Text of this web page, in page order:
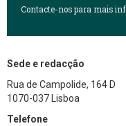
Contacte-nos para mais
Sede e redacção
Rua de Campolide, 164 D
1070-037 Lisboa
Telefone